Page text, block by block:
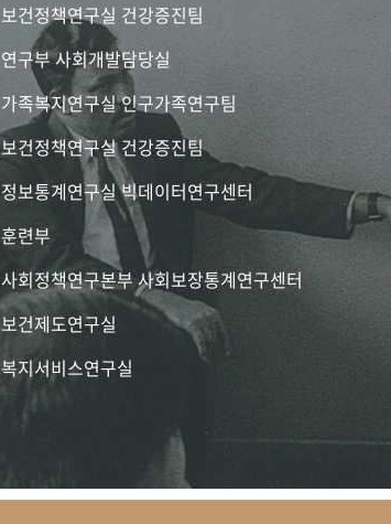
보건정책연구실 건강증진팀
연구부 사회개발담당실
가족복지연구실 인구가족연구팀
보건정책연구실 건강증진팀
정보통계연구실 빅데이터연구센터
훈련부
사회정책연구본부 사회보장통계연구센터
보건제도연구실
복지서비스연구실